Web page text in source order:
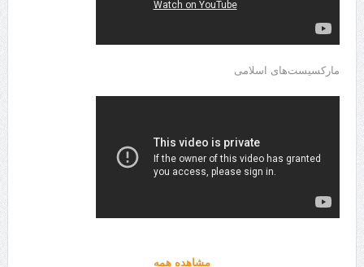
مارکسیست‌های اسلامی
مشاهده همه